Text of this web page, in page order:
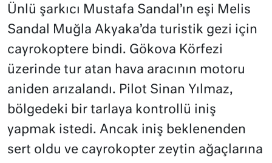
Ünlü şarkıcı Mustafa Sandal’ın eşi Melis
Sandal Muğla Akyaka’da turistik gezi için
cayrokoptere bindi. Gökova Körfezi
üzerinde tur atan hava aracının motoru
aniden arızalandı. Pilot Sinan Yılmaz,
bölgedeki bir tarlaya kontrollü iniş
yapmak istedi. Ancak iniş beklenenden
sert oldu ve cayrokopter zeytin ağaçlarına